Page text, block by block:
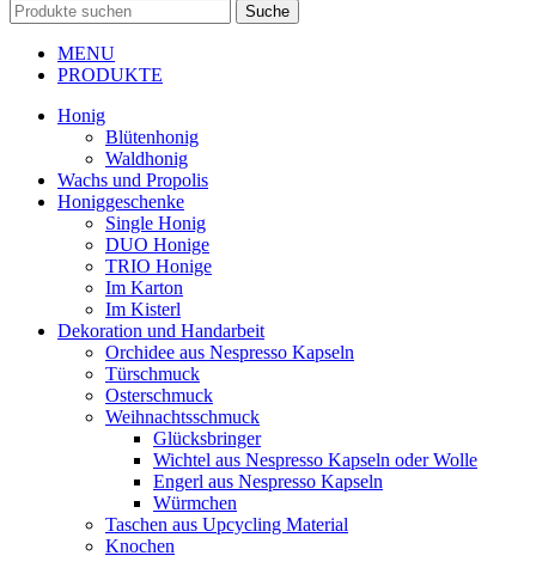
Suche
MENU
PRODUKTE
Honig
Blütenhonig
Waldhonig
Wachs und Propolis
Honiggeschenke
Single Honig
DUO Honige
TRIO Honige
Im Karton
Im Kisterl
Dekoration und Handarbeit
Orchidee aus Nespresso Kapseln
Türschmuck
Osterschmuck
Weihnachtsschmuck
Glücksbringer
Wichtel aus Nespresso Kapseln oder Wolle
Engerl aus Nespresso Kapseln
Würmchen
Taschen aus Upcycling Material
Knochen